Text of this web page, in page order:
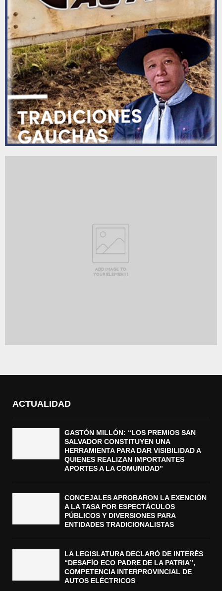
ACTUALIDAD
GASTÓN MILLÓN: “LOS PREMIOS SAN
SALVADOR CONSTITUYEN UNA
HERRAMIENTA PARA DAR VISIBILIDAD A
QUIENES REALIZAN IMPORTANTES
APORTES A LA COMUNIDAD”
CONCEJALES APROBARON LA EXENCIÓN
A LA TASA POR ESPECTÁCULOS
PÚBLICOS Y DIVERSIONES PARA
ENTIDADES TRADICIONALISTAS
LA LEGISLATURA DECLARÓ DE INTERÉS
“DESAFÍO ECO PADRE DE LA PATRIA”,
COMPETENCIA INTERPROVINCIAL DE
AUTOS ELÉCTRICOS